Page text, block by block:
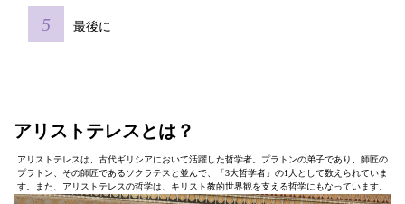
最後に
アリストテレスとは？
アリストテレスは、古代ギリシアにおいて活躍した哲学者。プラトンの弟子であり、師匠の
プラトン、その師匠であるソクラテスと並んで、「3大哲学者」の1人として数えられていま
す。また、アリストテレスの哲学は、キリスト教的世界観を支える哲学にもなっています。